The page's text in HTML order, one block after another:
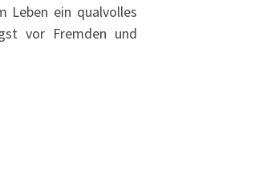
Leben ein qualvolles
vor Fremden und